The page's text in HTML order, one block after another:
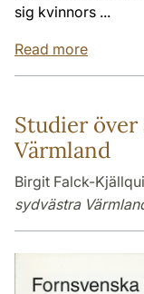
sig kvinnors ...
Read more
Studier över
Värmland
Birgit Falck-
sydvästra